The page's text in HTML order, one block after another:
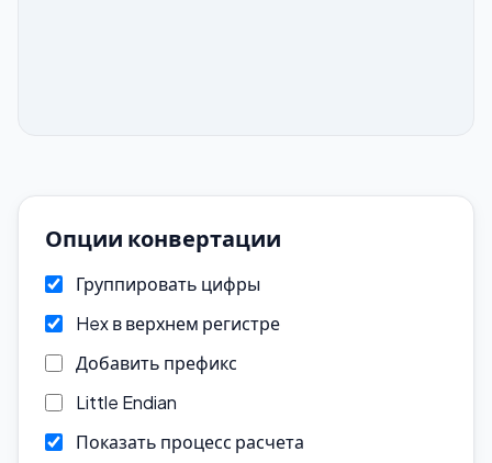
Опции конвертации
Группировать цифры
Hex в верхнем регистре
Добавить префикс
Little Endian
Показать процесс расчета